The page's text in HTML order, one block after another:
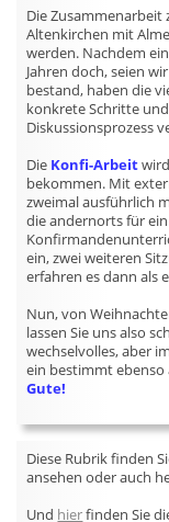
Die Zusammenarbeit
Altenkirchen mit
werden. Nachdem
Jahren doch, seien
bestand, haben die
konkrete Schritte
Diskussionsprozess
Die Konfi-Arbeit
bekommen. Mit
zweimal ausführlich
die andernorts für
ein, zwei weiteren
erfahren es dann als
Nun, von
lassen Sie uns also
wechselvolles, aber
ein bestimmt ebenso
Gute!
Diese Rubrik finden
ansehen oder auch
Und hierfinden Sie